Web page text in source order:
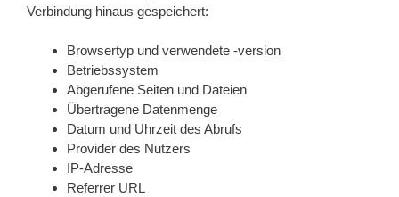
Verbindung hinaus gespeichert:
Browsertyp und verwendete -version
Betriebssystem
Abgerufene Seiten und Dateien
Übertragene Datenmenge
Datum und Uhrzeit des Abrufs
Provider des Nutzers
IP-Adresse
Referrer URL